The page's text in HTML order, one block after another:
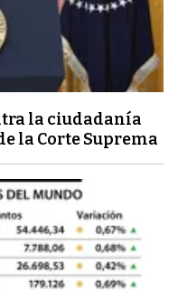
la ciudadanía
la Corte Suprema